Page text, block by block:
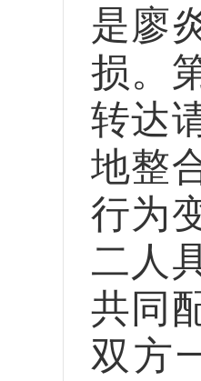
是廖
损。
转达
地整
行为
二人
共同
双方